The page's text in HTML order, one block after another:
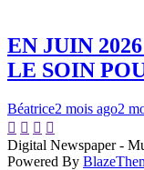
EN JUIN
LE SOIN
Béatrice2 mois ago2
Digital Newspaper -
Powered By